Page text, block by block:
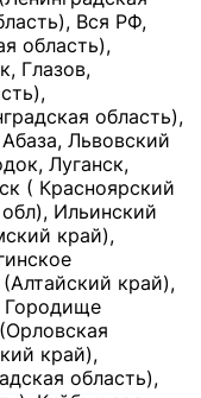
Вся РФ,
область),
Глазов,
область),
Львовский
Луганск,
( Красноярский
Ильинский
край),
край),
Городище
край),
область),